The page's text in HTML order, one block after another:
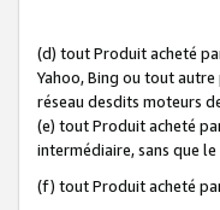
(d) tout Produit acheté
Yahoo, Bing ou tout
réseau desdits moteurs
(e) tout Produit acheté
intermédiaire, sans que
(f) tout Produit acheté